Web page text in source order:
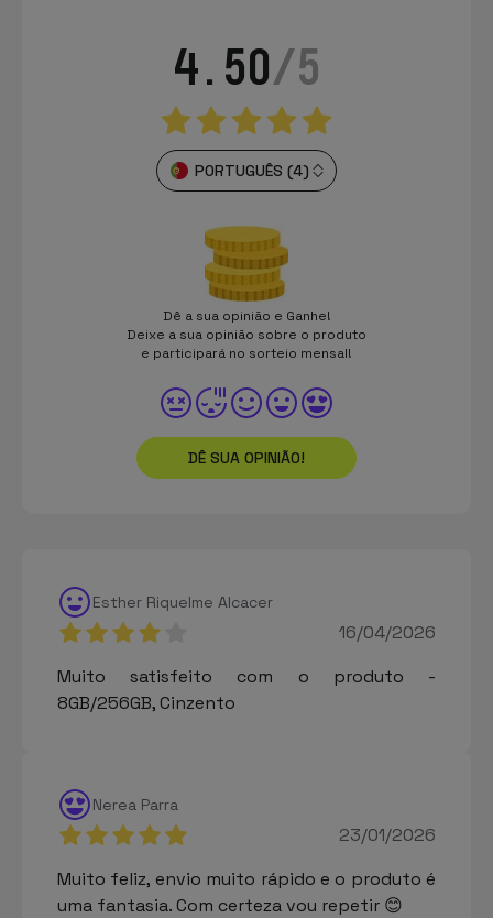
4.50/5
PORTUGUÊS (4)
Dê a sua opinião e Ganhe!
Deixe a sua opinião sobre o produto
e participará no sorteio mensal!
DÊ SUA OPINIÃO!
Esther Riquelme Alcacer
16/04/2026
Muito satisfeito com o produto -
8GB/256GB, Cinzento
Nerea Parra
23/01/2026
Muito feliz, envio muito rápido e o produto é
uma fantasia. Com certeza vou repetir 😊